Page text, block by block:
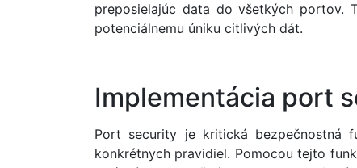
preposielajúc data do všetkých portov.
potenciálnemu úniku citlivých dát.
Implementácia port
Port security je kritická bezpečnostná
konkrétnych pravidiel. Pomocou tejto